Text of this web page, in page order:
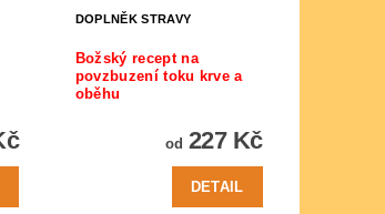
DOPLNĚK STRAVY
Božský recept na
povzbuzení toku krve a
oběhu
od 227 Kč
DETAIL